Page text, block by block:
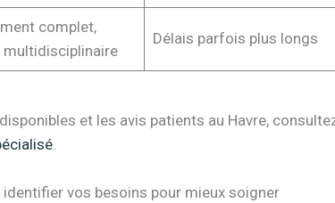
complet,
multidisciplinaire
Délais parfois plus longs
et les avis patients au Havre,
.
vos besoins pour mieux soigner